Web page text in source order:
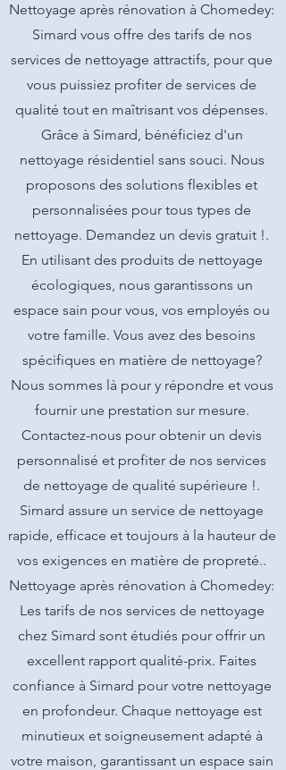
Nettoyage après rénovation à Chomedey:
Simard vous offre des tarifs de nos
services de nettoyage attractifs, pour que
vous puissiez profiter de services de
qualité tout en maîtrisant vos dépenses.
Grâce à Simard, bénéficiez d'un
nettoyage résidentiel sans souci. Nous
proposons des solutions flexibles et
personnalisées pour tous types de
nettoyage. Demandez un devis gratuit !.
En utilisant des produits de nettoyage
écologiques, nous garantissons un
espace sain pour vous, vos employés ou
votre famille. Vous avez des besoins
spécifiques en matière de nettoyage?
Nous sommes là pour y répondre et vous
fournir une prestation sur mesure.
Contactez-nous pour obtenir un devis
personnalisé et profiter de nos services
de nettoyage de qualité supérieure !.
Simard assure un service de nettoyage
rapide, efficace et toujours à la hauteur de
vos exigences en matière de propreté..
Nettoyage après rénovation à Chomedey:
Les tarifs de nos services de nettoyage
chez Simard sont étudiés pour offrir un
excellent rapport qualité-prix. Faites
confiance à Simard pour votre nettoyage
en profondeur. Chaque nettoyage est
minutieux et soigneusement adapté à
votre maison, garantissant un espace sain